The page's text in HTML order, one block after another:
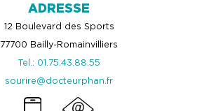
ADRESSE
12 Boulevard des Sports
77700 Bailly-Romainvilliers
Tel.: 01.75.43.88.55
sourire@docteurphan.fr